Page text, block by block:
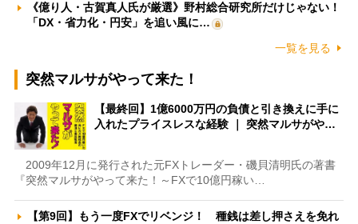
《億り人・古賀真人氏が厳選》野村総合研究所だけじゃない！
「DX・省力化・円安」を追い風に…
一覧を見る
突然マルサがやって来た！
【最終回】1億6000万円の負債と引き換えに手に
入れたプライスレスな経験 ｜ 突然マルサがや…
2009年12月に発行された元FXトレーダー・磯貝清明氏の著書
『突然マルサがやって来た！～FXで10億円稼い…
【第9回】もう一度FXでリベンジ！ 種銭は差し押さえを免れ